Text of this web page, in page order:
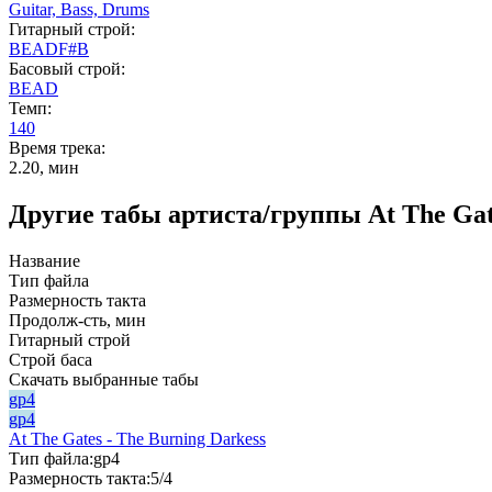
Guitar, Bass, Drums
Гитарный строй:
BEADF#B
Басовый строй:
BEAD
Темп:
140
Время трека:
2.20, мин
Другие табы артиста/группы At The
Название
Тип файла
Размерность такта
Продолж-сть, мин
Гитарный строй
Строй баса
Скачать выбранные табы
gp4
gp4
At The Gates - The Burning Darkess
Тип файла:gp4
Размерность такта:5/4